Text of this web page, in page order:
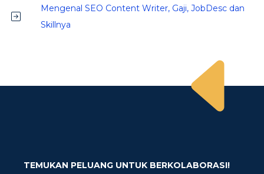
Mengenal SEO Content Writer, Gaji, JobDesc dan
Skillnya
TEMUKAN PELUANG UNTUK BERKOLABORASI!